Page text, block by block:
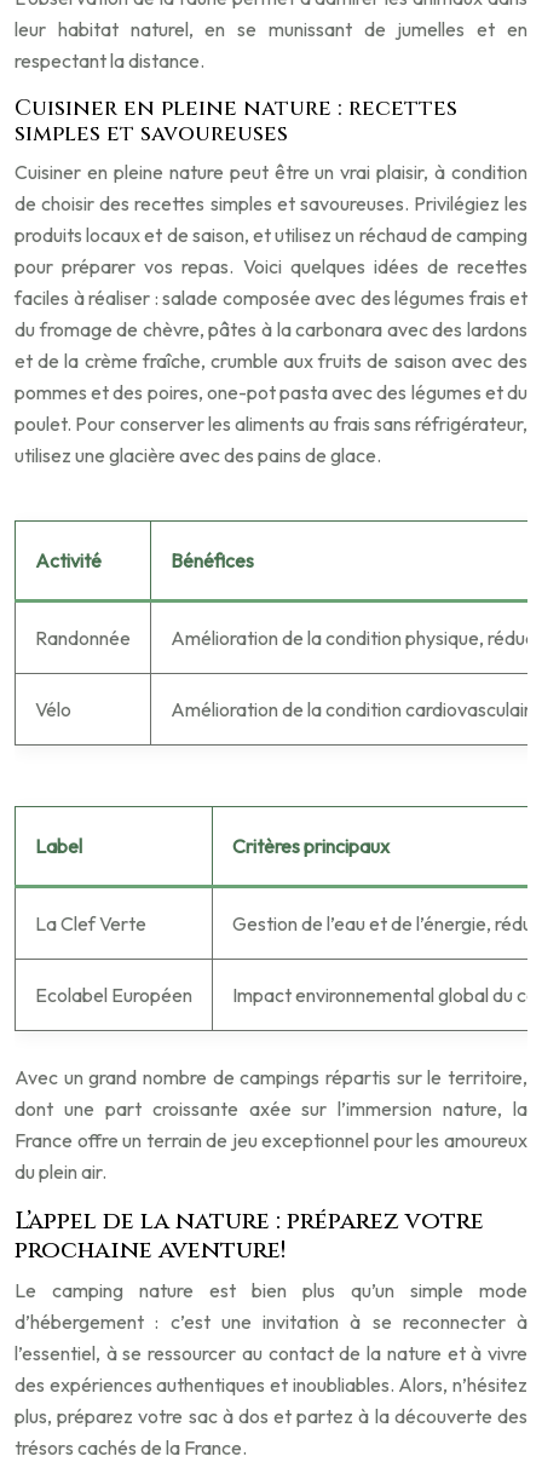
leur habitat naturel, en se munissant de jumelles et en
respectant la distance.
Cuisiner en pleine nature : recettes
simples et savoureuses
Cuisiner en pleine nature peut être un vrai plaisir, à condition
de choisir des recettes simples et savoureuses. Privilégiez les
produits locaux et de saison, et utilisez un réchaud de camping
pour préparer vos repas. Voici quelques idées de recettes
faciles à réaliser : salade composée avec des légumes frais et
du fromage de chèvre, pâtes à la carbonara avec des lardons
et de la crème fraîche, crumble aux fruits de saison avec des
pommes et des poires, one-pot pasta avec des légumes et du
poulet. Pour conserver les aliments au frais sans réfrigérateur,
utilisez une glacière avec des pains de glace.
Activité Bénéfices
Randonnée Amélioration de la condition physique,
Vélo Amélioration de la condition
Label Critères principaux
La Clef Verte Gestion de l’eau et de l’énergie,
Ecolabel Européen Impact environnemental global du
Avec un grand nombre de campings répartis sur le territoire,
dont une part croissante axée sur l’immersion nature, la
France offre un terrain de jeu exceptionnel pour les amoureux
du plein air.
L’appel de la nature : préparez votre
prochaine aventure!
Le camping nature est bien plus qu’un simple mode
d’hébergement : c’est une invitation à se reconnecter à
l’essentiel, à se ressourcer au contact de la nature et à vivre
des expériences authentiques et inoubliables. Alors, n’hésitez
plus, préparez votre sac à dos et partez à la découverte des
trésors cachés de la France.